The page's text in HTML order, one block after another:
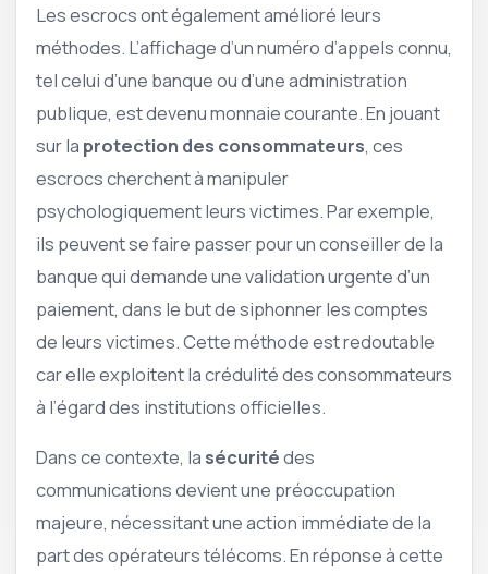
Les escrocs ont également amélioré leurs
méthodes. L’affichage d’un numéro d’appels connu,
tel celui d’une banque ou d’une administration
publique, est devenu monnaie courante. En jouant
sur la protection des consommateurs, ces
escrocs cherchent à manipuler
psychologiquement leurs victimes. Par exemple,
ils peuvent se faire passer pour un conseiller de la
banque qui demande une validation urgente d’un
paiement, dans le but de siphonner les comptes
de leurs victimes. Cette méthode est redoutable
car elle exploitent la crédulité des consommateurs
à l’égard des institutions officielles.
Dans ce contexte, la sécuritédes
communications devient une préoccupation
majeure, nécessitant une action immédiate de la
part des opérateurs télécoms. En réponse à cette